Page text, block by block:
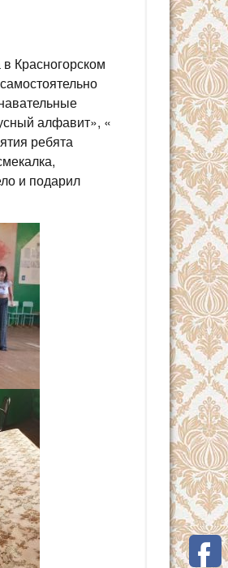
Красногорском
алфавит», «
ребята
и подарил